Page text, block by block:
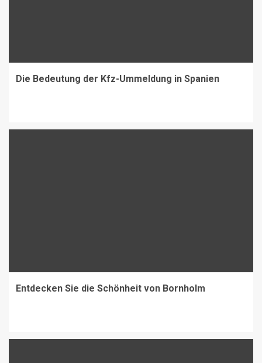
Die Bedeutung der Kfz-Ummeldung in Spanien
Entdecken Sie die Schönheit von Bornholm